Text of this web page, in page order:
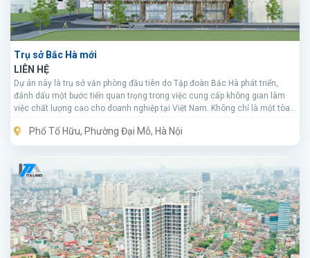
Trụ sở Bắc Hà mới
LIÊN HỆ
Dự án này là trụ sở văn phòng đầu tiên do Tập đoàn Bắc Hà phát triển,
đánh dấu một bước tiến quan trọng trong việc cung cấp không gian làm
việc chất lượng cao cho doanh nghiệp tại Việt Nam. Không chỉ là một tòa
tiện ích hiện đại nhằm đáp ứng nhu cầu ngày càng cao của khách hàng
trong lĩnh vực bất động sản thương mại.
Phố Tố Hữu, Phường Đại Mỗ, Hà Nội